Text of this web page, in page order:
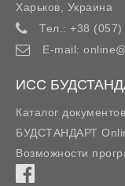
Харьков
Украина
Тел.: +38 (057)
E-mail:
ИСС
Каталог документов
БУДСТАНДАРТ
Возможности